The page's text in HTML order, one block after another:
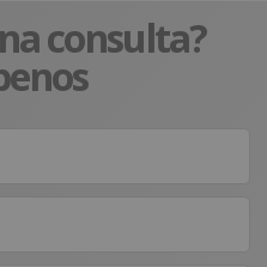
consulta?